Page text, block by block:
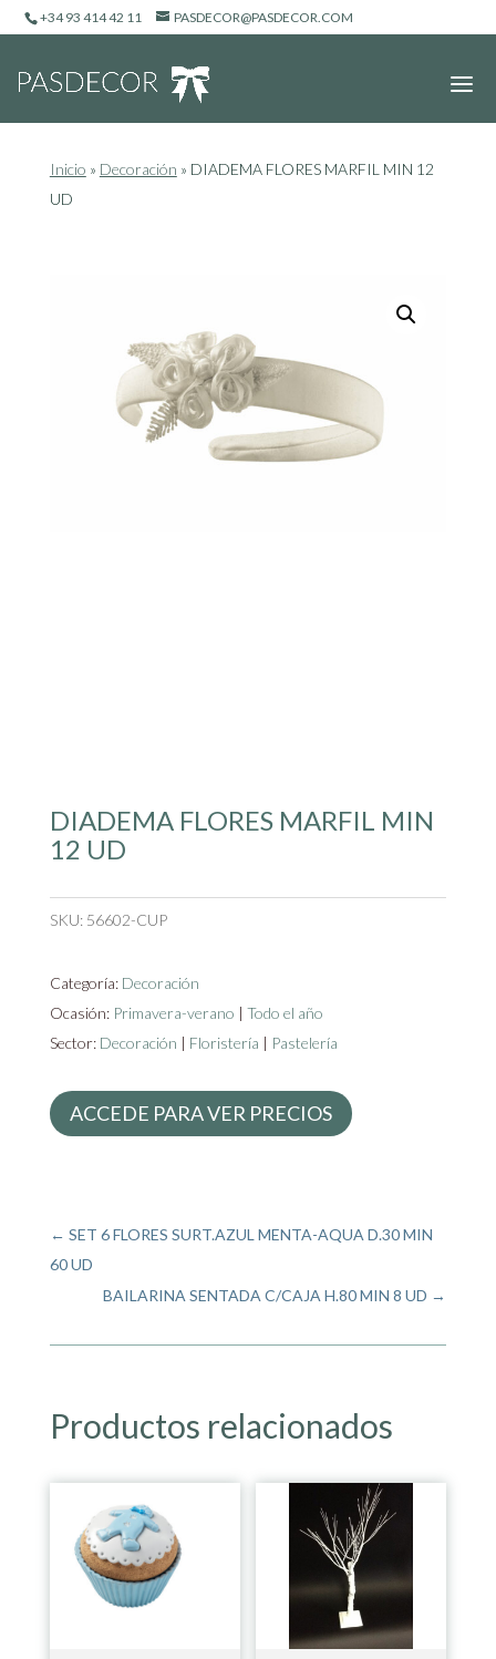
+34 93 414 42 11 PASDECOR@PASDECOR.COM
Inicio » Decoración » DIADEMA FLORES MARFIL MIN 12
UD
DIADEMA FLORES MARFIL MIN
12 UD
SKU: 56602-CUP
Categoría: Decoración
Ocasión: Primavera-verano | Todo el año
Sector: Decoración | Floristería | Pastelería
ACCEDE PARA VER PRECIOS
← SET 6 FLORES SURT.AZUL MENTA-AQUA D.30 MIN
60 UD
BAILARINA SENTADA C/CAJA H.80 MIN 8 UD →
Productos relacionados